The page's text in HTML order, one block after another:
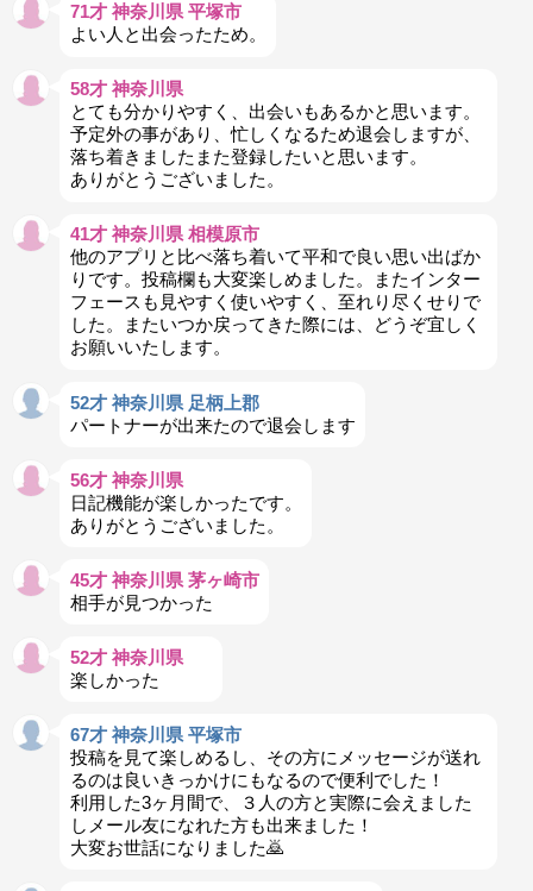
71才 神奈川県 平塚市
よい人と出会ったため。
58才 神奈川県
とても分かりやすく、出会いもあるかと思います。
予定外の事があり、忙しくなるため退会しますが、
落ち着きましたまた登録したいと思います。
ありがとうございました。
41才 神奈川県 相模原市
他のアプリと比べ落ち着いて平和で良い思い出ばか
りです。投稿欄も大変楽しめました。またインター
フェースも見やすく使いやすく、至れり尽くせりで
した。またいつか戻ってきた際には、どうぞ宜しく
お願いいたします。
52才 神奈川県 足柄上郡
パートナーが出来たので退会します
56才 神奈川県
日記機能が楽しかったです。
ありがとうございました。
45才 神奈川県 茅ヶ崎市
相手が見つかった
52才 神奈川県
楽しかった
67才 神奈川県 平塚市
投稿を見て楽しめるし、その方にメッセージが送れ
るのは良いきっかけにもなるので便利でした！
利用した3ヶ月間で、３人の方と実際に会えました
しメール友になれた方も出来ました！
大変お世話になりました🙇